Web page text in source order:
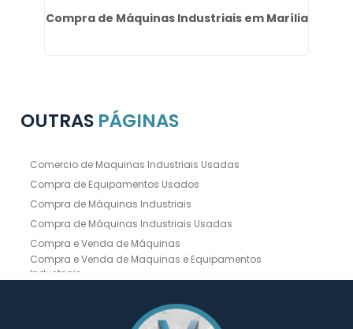
Compra de Máquinas Industriais em Marília
OUTRAS PÁGINAS
Comercio de Maquinas Industriais Usadas
Compra de Equipamentos Usados
Compra de Máquinas Industriais
Compra de Máquinas Industriais Usadas
Compra e Venda de Máquinas
Compra e Venda de Maquinas e Equipamentos
Industriais
Compra e Venda de Máquinas Operatrizes